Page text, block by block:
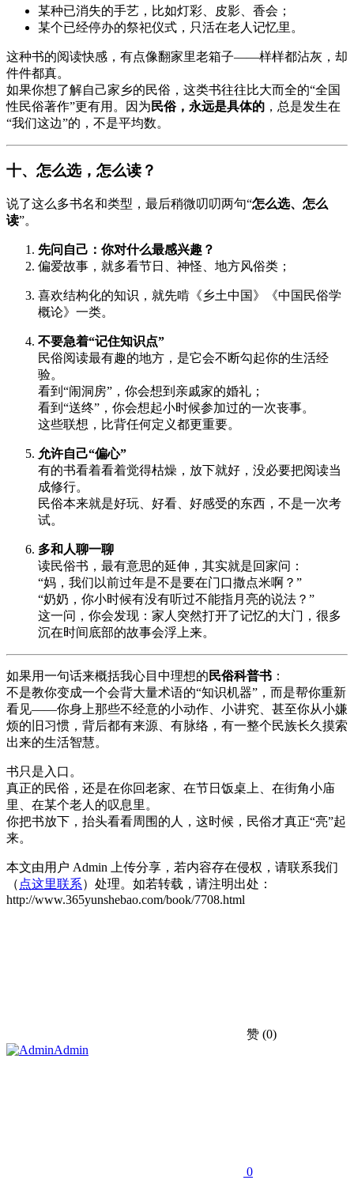
某种已消失的手艺，比如灯彩、皮影、香会；
某个已经停办的祭祀仪式，只活在老人记忆里。
这种书的阅读快感，有点像翻家里老箱子——样样都沾灰，却
件件都真。
如果你想了解自己家乡的民俗，这类书往往比大而全的“全国
性民俗著作”更有用。因为 民俗，永远是具体的 ，总是发生在
“我们这边”的，不是平均数。
十、怎么选，怎么读？
说了这么多书名和类型，最后稍微叨叨两句“怎么选、怎么
读”。
先问自己：你对什么最感兴趣？
偏爱故事，就多看节日、神怪、地方风俗类；
喜欢结构化的知识，就先啃《乡土中国》《中国民俗学
概论》一类。
不要急着“记住知识点”
民俗阅读最有趣的地方，是它会不断勾起你的生活经
验。
看到“闹洞房”，你会想到亲戚家的婚礼；
看到“送终”，你会想起小时候参加过的一次丧事。
这些联想，比背任何定义都更重要。
允许自己“偏心”
有的书看着看着觉得枯燥，放下就好，没必要把阅读当
成修行。
民俗本来就是好玩、好看、好感受的东西，不是一次考
试。
多和人聊一聊
读民俗书，最有意思的延伸，其实就是回家问：
“妈，我们以前过年是不是要在门口撒点米啊？”
“奶奶，你小时候有没有听过不能指月亮的说法？”
这一问，你会发现：家人突然打开了记忆的大门，很多
沉在时间底部的故事会浮上来。
如果用一句话来概括我心目中理想的 民俗科普书 ：
不是教你变成一个会背大量术语的“知识机器”，而是帮你重新
看见——你身上那些不经意的小动作、小讲究、甚至你从小嫌
烦的旧习惯，背后都有来源、有脉络，有一整个民族长久摸索
出来的生活智慧。
书只是入口。
真正的民俗，还是在你回老家、在节日饭桌上、在街角小庙
里、在某个老人的叹息里。
你把书放下，抬头看看周围的人，这时候，民俗才真正“亮”起
来。
本文由用户 Admin 上传分享，若内容存在侵权，请联系我们
（ 点这里联系）处理。如若转载，请注明出处：
http://www.365yunshebao.com/book/7708.html
赞 (0)
Admin
0